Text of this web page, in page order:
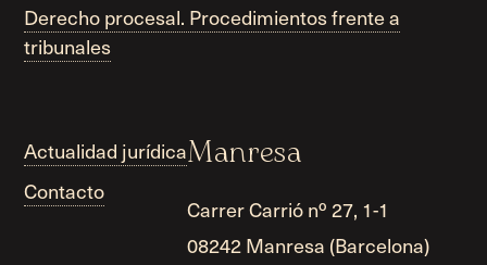
Derecho procesal. Procedimientos frente a
tribunales
Actualidad jurídica
Contacto
Manresa
Carrer Carrió nº 27, 1-1
08242 Manresa (Barcelona)